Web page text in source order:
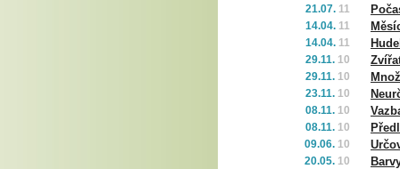
21.07. 11
14.04. 11
14.04. 11
29.11. 10
29.11. 10
23.11. 10
08.11. 10
08.11. 10
09.06. 10
20.05. 10